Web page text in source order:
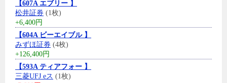
【607A エブリー 】
松井証券 (1枚)
+6,400円
【604A ビーエイブル 】
みずほ証券 (4枚)
+126,400円
【593A ティアフォー 】
三菱UFJ eス (1枚)